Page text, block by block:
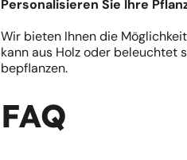
Personalisieren Sie Ihre
Wir bieten Ihnen die
kann aus Holz oder beleuchtet
bepflanzen.
FAQ